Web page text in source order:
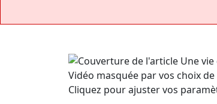
Vidéo masquée par vos choix de
Cliquez pour ajuster vos